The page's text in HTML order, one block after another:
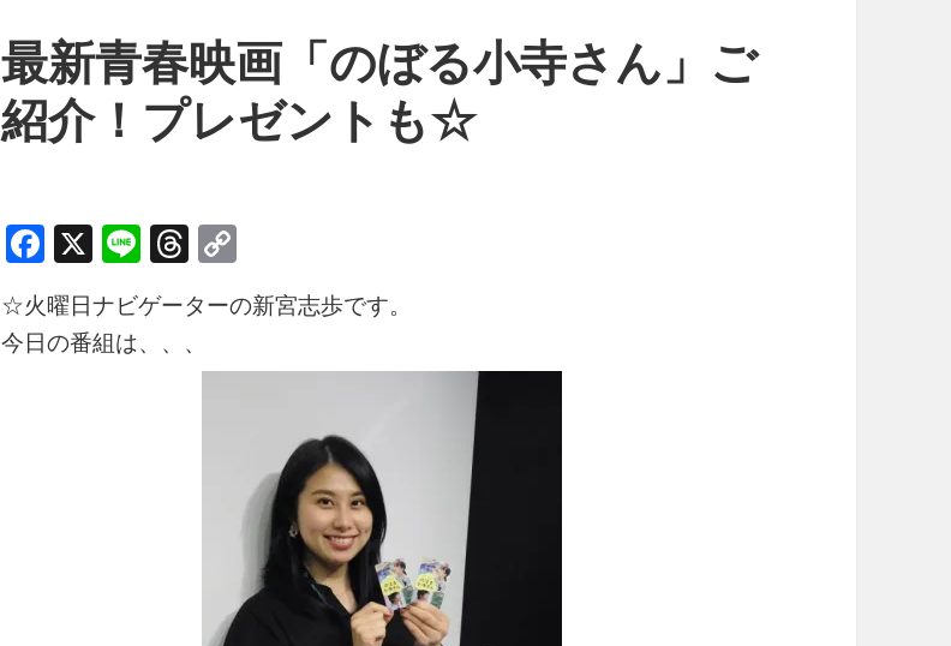
最新青春映画「のぼる小寺さん」ご
紹介！プレゼントも☆
F
a
c
e
X Li
n
e
T
re
a
o
p
y
k
☆火曜日ナビゲーターの新宮志歩です。
今日の番組は、、、